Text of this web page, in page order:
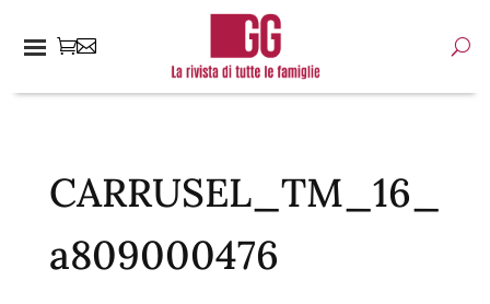
CARRUSEL_TM_16_
a809000476